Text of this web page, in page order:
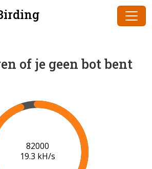
of je geen bot bent
85000
19.5 kH/s